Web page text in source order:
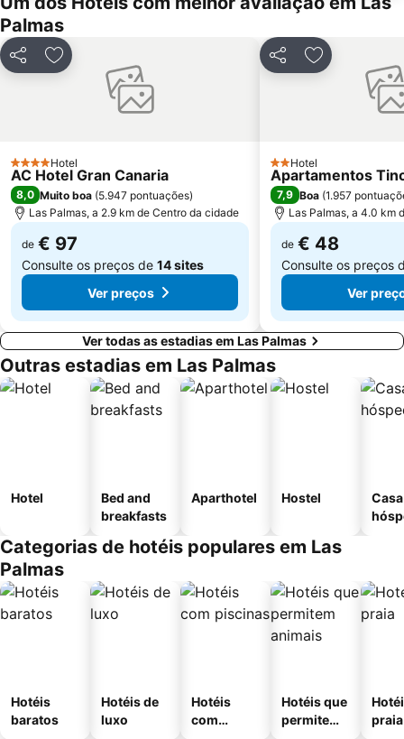
Gay Pride
Qué ver en tres días
Calabria
Centro Comercial Las Ramblas Centro
Zona Comercial Calle Triana
Playa La Laja
Orquídea Club Spa
Talasoterapia Canarias San Agustín
Mercado de Vegueta
Ermita de San Antonio Abad
Palmas
PartilharAdicionar aos favoritos
4 Estrelas
Hotel
AC Hotel Gran Canaria
8,0 Muito boa (5.947 pontuações)
Las Palmas, a 2.9 km de Centro da cidade
de € 97
Consulte os preços de 14 sites
Ver preços
PartilharAdicionar
2 Estrelas
Hotel
Apartamentos
7,9 Boa (1.957
Las Palmas, a 4.0 km
de € 48
Consulte os preços
Ver
Ver todas as estadias em Las Palmas
Outras estadias em Las Palmas
Hotel
Bed and
breakfasts
Aparthotel Hostel
Categorias de hotéis populares em Las
Palmas
Hotéis
baratos
Hotéis de
luxo
Hotéis
com
Hotéis que
permitem
praia